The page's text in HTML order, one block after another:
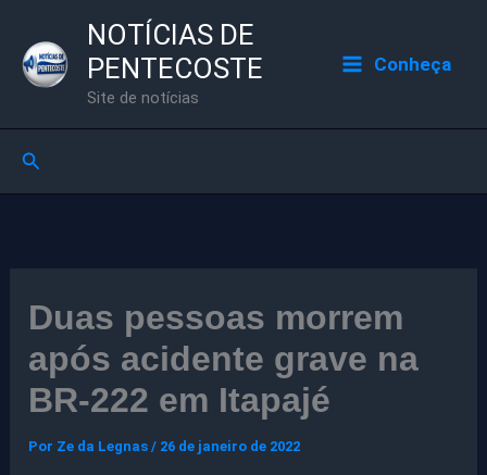
para
NOTÍCIAS DE
PENTECOSTE
Site de notícias
Conheça
Pesquisar
Duas pessoas morrem
após acidente grave na
BR-222 em Itapajé
Por Ze da Legnas/ 26 de janeiro de 2022